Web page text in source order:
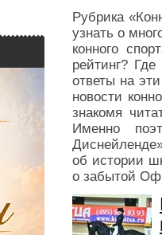
Рубрика
узнать о
конного
рейтинг?
ответы на
новости
знакомя
Именно
об истории
о забытой